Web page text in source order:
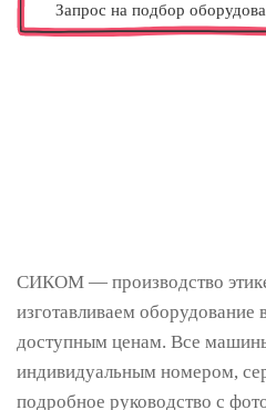
Запрос на подбор
СИКОМ — производство
изготавливаем оборудование
доступным ценам. Все
индивидуальным номером,
подробное руководство с